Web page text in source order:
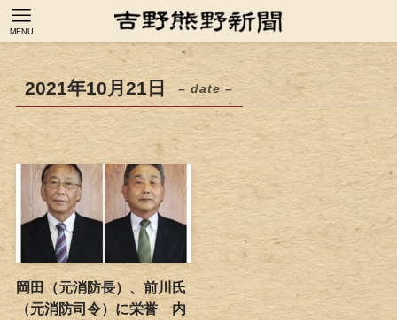
MENU
2021年10月21日 – date –
岡田（元消防長）、前川氏
（元消防司令）に栄誉 内